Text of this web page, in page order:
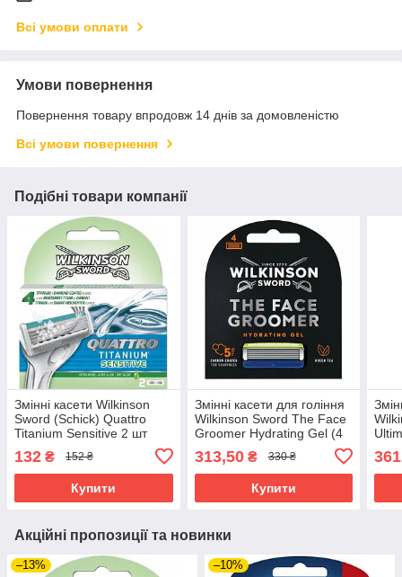
Всі умови оплати
Умови повернення
Повернення товару впродовж 14 днів за домовленістю
Всі умови повернення
Подібні товари компанії
Змінні касети Wilkinson
Sword (Schick) Quattro
Titanium Sensitive 2 шт
132 ₴ 152 ₴
Купити
Змінні касети для гоління
Wilkinson Sword The Face
Groomer Hydrating Gel (4
313,50₴ 330 ₴
Купити
Акційні пропозиції та новинки
–13% –10%